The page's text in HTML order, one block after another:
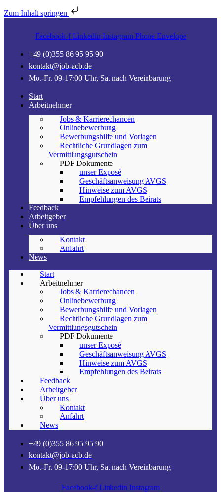
Zum Inhalt springen
Facebook-f Linkedin Instagram Phone Envelope
+49 (0)355 86 95 95 90
kontakt@job-acb.de
Mo.-Fr. 09-17:00 Uhr, Sa. nach Vereinbarung
Start
Arbeitnehmer
Jobs & Karrierechancen
Onlinebewerbung
Bewerbungshilfe und Vorlagen
Rechtliche Grundlagen zum
Vermittlungsgutschein
PDF Dokumente
unser Exposé
Geschäftsanweisung AVGS
Hinweise zum AVGS
Empfehlungen des Beirats
Feedback
Arbeitgeber
Über uns
Kontakt
Anfahrt
News
Start
Arbeitnehmer
Jobs & Karrierechancen
Onlinebewerbung
Bewerbungshilfe und Vorlagen
Rechtliche Grundlagen zum
Vermittlungsgutschein
PDF Dokumente
unser Exposé
Geschäftsanweisung AVGS
Hinweise zum AVGS
Empfehlungen des Beirats
Feedback
Arbeitgeber
Über uns
Kontakt
Anfahrt
News
+49 (0)355 86 95 95 90
kontakt@job-acb.de
Mo.-Fr. 09-17:00 Uhr, Sa. nach Vereinbarung
Facebook-f Linkedin Instagram